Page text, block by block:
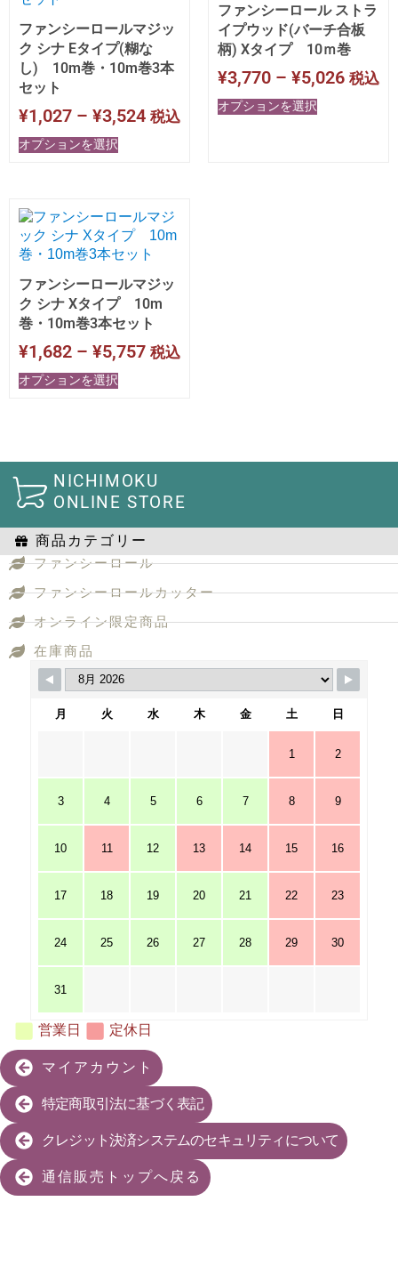
ファンシーロールマジッ
ク シナ Eタイプ(糊な
し) 10m巻・10m巻3本
セット
¥1,027 – ¥3,524 税込
オプションを選択
ファンシーロール ストラ
イプウッド(バーチ合板
柄) Xタイプ 10ｍ巻
¥3,770 – ¥5,026 税込
オプションを選択
ファンシーロールマジッ
ク シナ Xタイプ 10m
巻・10m巻3本セット
¥1,682 – ¥5,757 税込
オプションを選択
NICHIMOKU
ONLINE STORE
商品カテゴリー
ファンシーロール
ファンシーロールカッター
オンライン限定商品
在庫商品
月 火 水 木 金 土 日
1 2
3 4 5 6 7 8 9
10 11 12 13 14 15 16
17 18 19 20 21 22 23
24 25 26 27 28 29 30
31
営業日 定休日
マイアカウント
特定商取引法に基づく表記
クレジット決済システムのセキュリティについて
通信販売トップへ戻る